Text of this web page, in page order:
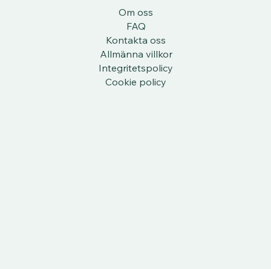
Om oss
FAQ
Kontakta oss
Allmänna villkor
Integritetspolicy
Cookie policy